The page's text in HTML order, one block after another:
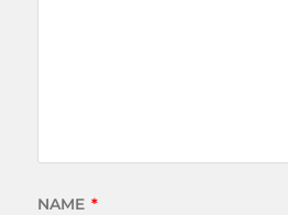
NAME *